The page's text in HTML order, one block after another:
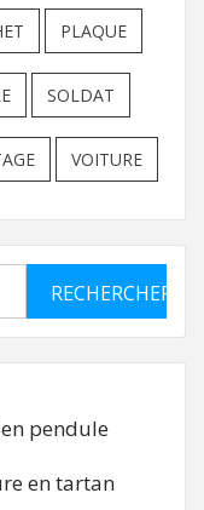
PLAQUE
SOLDAT
VOITURE
pendule
en tartan